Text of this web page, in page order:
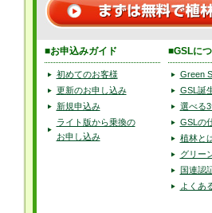
■お申込みガイド
初めてのお客様
更新のお申し込み
新規申込み
ライト版から乗換の
お申し込み
■GSLに
Green
GSL誕
選べる
GSLの
植林と
グリー
国連認
よくあ